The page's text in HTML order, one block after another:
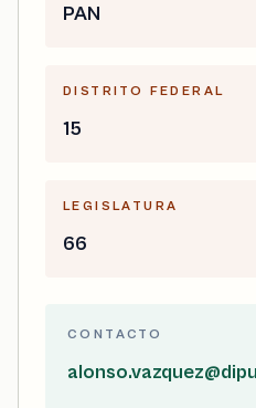
PAN
DISTRITO FEDERAL
15
LEGISLATURA
66
CONTACTO